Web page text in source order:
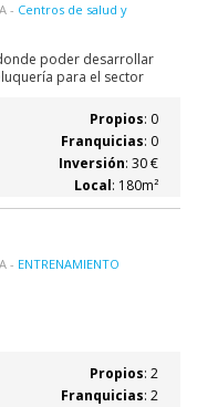
- Centros de salud y
poder desarrollar
para el sector
en una verdadera
Propios: 0
Franquicias: 0
Inversión: 30 €
Local: 180m²
- ENTRENAMIENTO
Propios: 2
Franquicias: 2